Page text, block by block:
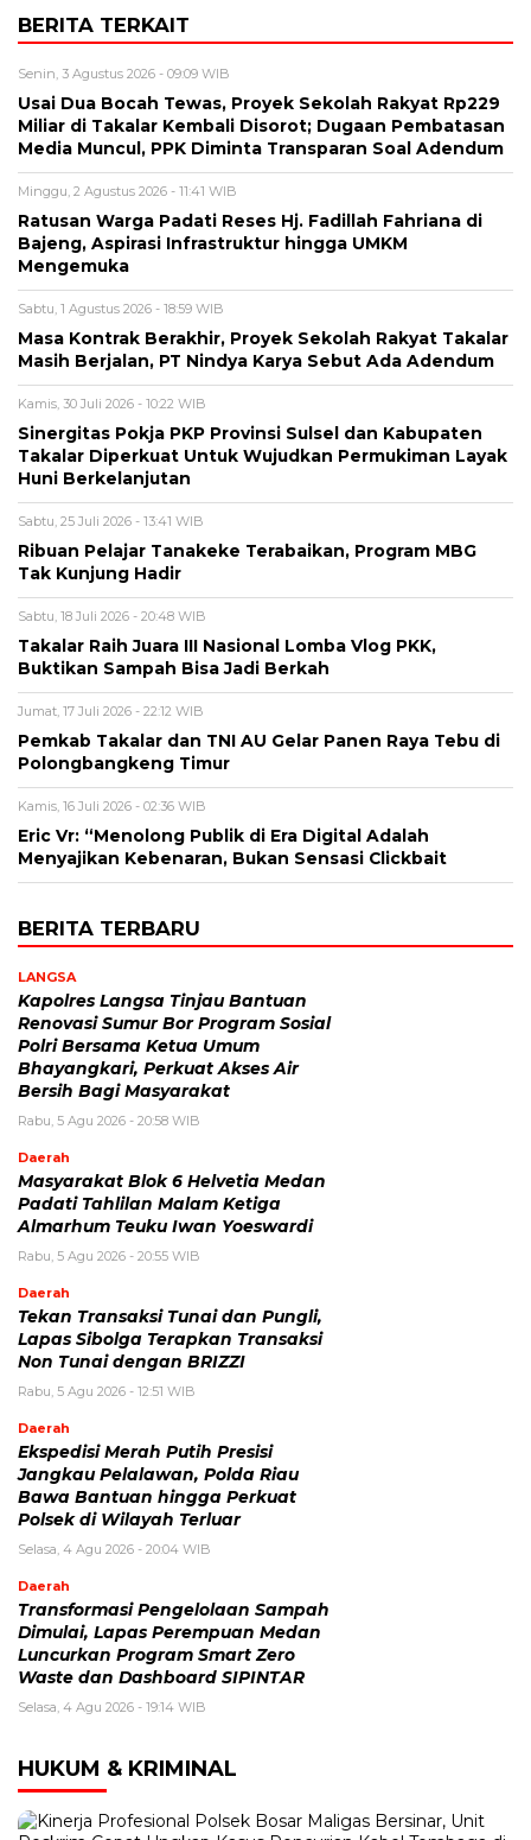
BERITA TERKAIT
Senin, 3 Agustus 2026 - 09:09 WIB
Usai Dua Bocah Tewas, Proyek Sekolah Rakyat Rp229
Miliar di Takalar Kembali Disorot; Dugaan Pembatasan
Media Muncul, PPK Diminta Transparan Soal Adendum
Minggu, 2 Agustus 2026 - 11:41 WIB
Ratusan Warga Padati Reses Hj. Fadillah Fahriana di
Bajeng, Aspirasi Infrastruktur hingga UMKM
Mengemuka
Sabtu, 1 Agustus 2026 - 18:59 WIB
Masa Kontrak Berakhir, Proyek Sekolah Rakyat Takalar
Masih Berjalan, PT Nindya Karya Sebut Ada Adendum
Kamis, 30 Juli 2026 - 10:22 WIB
Sinergitas Pokja PKP Provinsi Sulsel dan Kabupaten
Takalar Diperkuat Untuk Wujudkan Permukiman Layak
Huni Berkelanjutan
Sabtu, 25 Juli 2026 - 13:41 WIB
Ribuan Pelajar Tanakeke Terabaikan, Program MBG
Tak Kunjung Hadir
Sabtu, 18 Juli 2026 - 20:48 WIB
Takalar Raih Juara III Nasional Lomba Vlog PKK,
Buktikan Sampah Bisa Jadi Berkah
Jumat, 17 Juli 2026 - 22:12 WIB
Pemkab Takalar dan TNI AU Gelar Panen Raya Tebu di
Polongbangkeng Timur
Kamis, 16 Juli 2026 - 02:36 WIB
Eric Vr: “Menolong Publik di Era Digital Adalah
Menyajikan Kebenaran, Bukan Sensasi Clickbait
BERITA TERBARU
LANGSA
Kapolres Langsa Tinjau Bantuan
Renovasi Sumur Bor Program Sosial
Polri Bersama Ketua Umum
Bhayangkari, Perkuat Akses Air
Bersih Bagi Masyarakat
Rabu, 5 Agu 2026 - 20:58 WIB
Daerah
Masyarakat Blok 6 Helvetia Medan
Padati Tahlilan Malam Ketiga
Almarhum Teuku Iwan Yoeswardi
Rabu, 5 Agu 2026 - 20:55 WIB
Daerah
Tekan Transaksi Tunai dan Pungli,
Lapas Sibolga Terapkan Transaksi
Non Tunai dengan BRIZZI
Rabu, 5 Agu 2026 - 12:51 WIB
Daerah
Ekspedisi Merah Putih Presisi
Jangkau Pelalawan, Polda Riau
Bawa Bantuan hingga Perkuat
Polsek di Wilayah Terluar
Selasa, 4 Agu 2026 - 20:04 WIB
Daerah
Transformasi Pengelolaan Sampah
Dimulai, Lapas Perempuan Medan
Luncurkan Program Smart Zero
Waste dan Dashboard SIPINTAR
Selasa, 4 Agu 2026 - 19:14 WIB
HUKUM & KRIMINAL